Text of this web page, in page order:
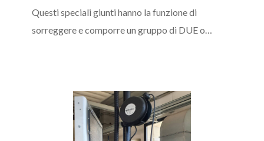
Questi speciali giunti hanno la funzione di
sorreggere e comporre un gruppo di DUE o…